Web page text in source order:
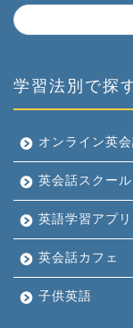
学習法別で探
オンライン英
英会話スクール
英語学習アプリ
英会話カフェ
子供英語